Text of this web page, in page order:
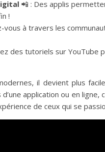
📲 : Des applis
!
vous à travers les
des tutoriels sur
il devient plus
application ou en
de ceux qui se